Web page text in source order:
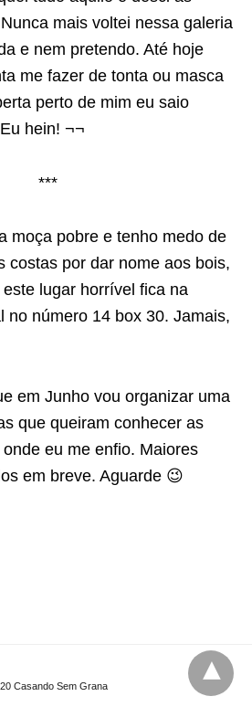
mais voltei nessa galeria
e nem pretendo. Até hoje
me fazer de tonta ou masca
perto de mim eu saio
hein! ¬¬
***
moça pobre e tenho medo de
costas por dar nome aos bois,
lugar horrível fica na
no número 14 box 30. Jamais,
em Junho vou organizar uma
que queiram conhecer as
eu me enfio. Maiores
em breve. Aguarde 😉
Casando Sem Grana